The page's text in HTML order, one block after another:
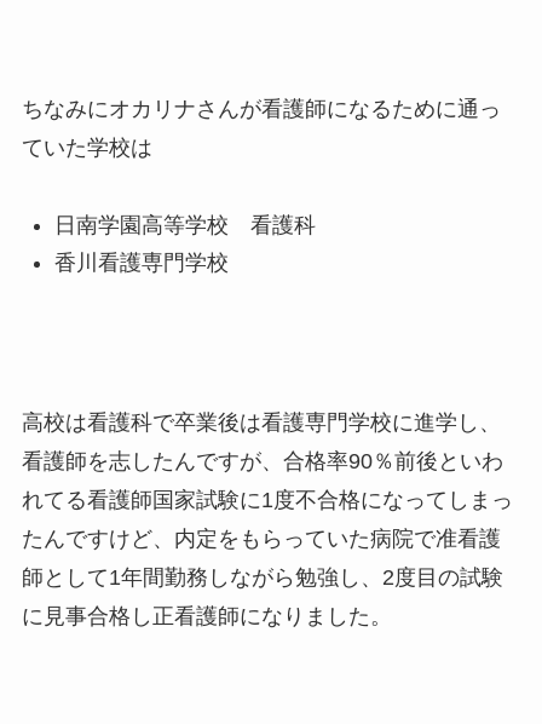
ちなみにオカリナさんが看護師になるために通っ
ていた学校は
日南学園高等学校 看護科
香川看護専門学校
高校は看護科で卒業後は看護専門学校に進学し、
看護師を志したんですが、合格率90％前後といわ
れてる看護師国家試験に1度不合格になってしまっ
たんですけど、内定をもらっていた病院で准看護
師として1年間勤務しながら勉強し、2度目の試験
に見事合格し正看護師になりました。